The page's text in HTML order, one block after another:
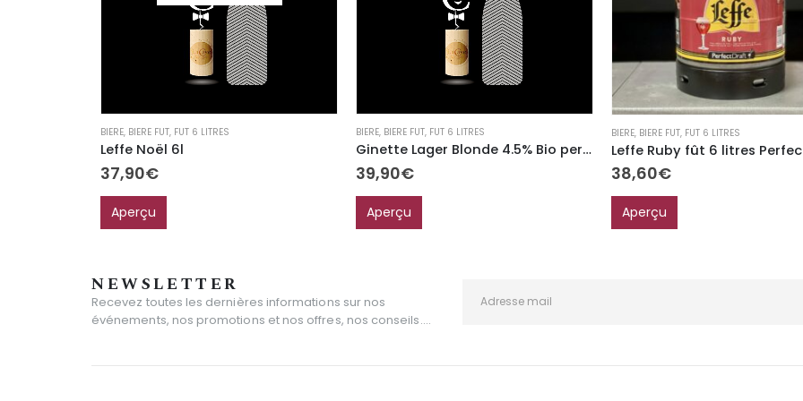
BIERE, BIERE FUT, FUT 6 LITRES
Leffe Noël 6l
37,90€
Aperçu
BIERE, BIERE FUT, FUT 6 LITRES
Ginette Lager Blonde 4.5% Bio perfect draft
39,90€
Aperçu
BIERE, BIERE FUT, FUT 6 LITRES
38,60€
Aperçu
NEWSLETTER
Recevez toutes les dernières informations sur nos
événements, nos promotions et nos offres, nos conseils....